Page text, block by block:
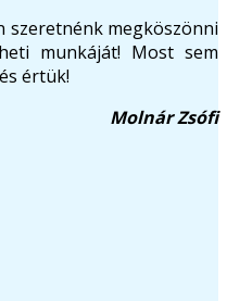
szeretnénk megköszönni
munkáját! Most sem
értük!
Molnár Zsófi